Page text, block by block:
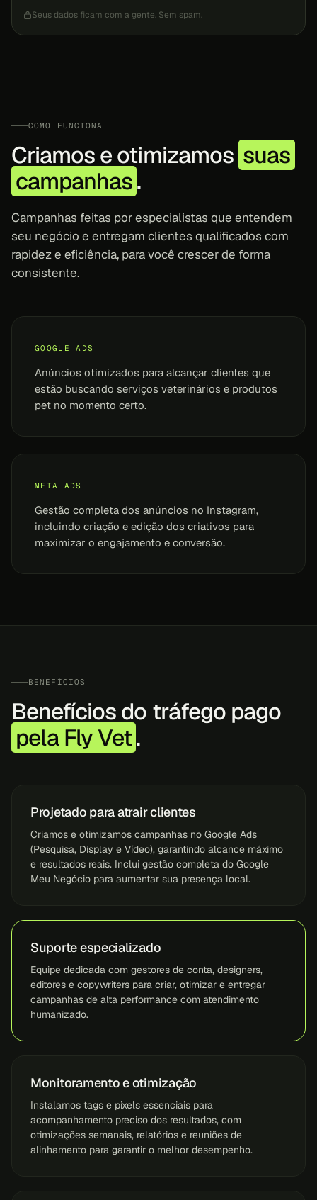
Seus dados ficam com a gente. Sem spam.
COMO FUNCIONA
Criamos e otimizamos suas
campanhas.
Campanhas feitas por especialistas que entendem
seu negócio e entregam clientes qualificados com
rapidez e eficiência, para você crescer de forma
consistente.
GOOGLE ADS
Anúncios otimizados para alcançar clientes que
estão buscando serviços veterinários e produtos
pet no momento certo.
META ADS
Gestão completa dos anúncios no Instagram,
incluindo criação e edição dos criativos para
maximizar o engajamento e conversão.
BENEFÍCIOS
Benefícios do tráfego pago
pela Fly Vet.
Projetado para atrair clientes
Criamos e otimizamos campanhas no Google Ads
(Pesquisa, Display e Vídeo), garantindo alcance máximo
e resultados reais. Inclui gestão completa do Google
Meu Negócio para aumentar sua presença local.
Suporte especializado
Equipe dedicada com gestores de conta, designers,
editores e copywriters para criar, otimizar e entregar
campanhas de alta performance com atendimento
humanizado.
Monitoramento e otimização
Instalamos tags e pixels essenciais para
acompanhamento preciso dos resultados, com
otimizações semanais, relatórios e reuniões de
alinhamento para garantir o melhor desempenho.